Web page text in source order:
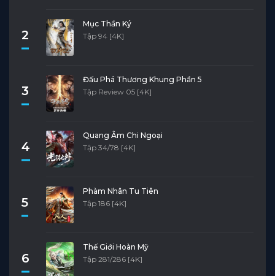
2
Mục Thần Ký
Tập 94 [4K]
3
Đấu Phá Thương Khung Phần 5
Tập Review 05 [4K]
4
Quang Âm Chi Ngoại
Tập 34/78 [4K]
5
Phàm Nhân Tu Tiên
Tập 186 [4K]
6
Thế Giới Hoàn Mỹ
Tập 281/286 [4K]